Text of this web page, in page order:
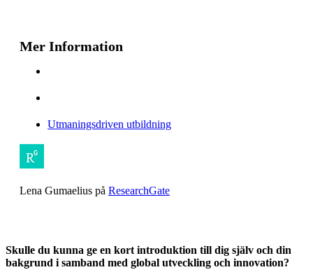
Mer Information
Utmaningsdriven utbildning
Lena Gumaelius på ResearchGate
Skulle du kunna ge en kort introduktion till dig själv och din
bakgrund i samband med global utveckling och innovation?